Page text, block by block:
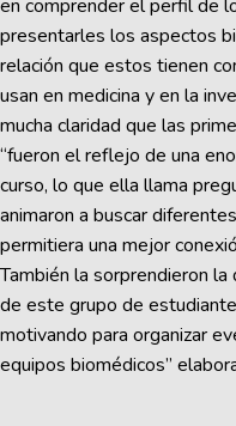
en comprender el perfil de
presentarles los aspectos
relación que estos tienen
usan en medicina y en la
mucha claridad que las
“fueron el reflejo de una
curso, lo que ella llama
animaron a buscar
permitiera una mejor
También la sorprendieron
de este grupo de
motivando para organizar
equipos biomédicos”